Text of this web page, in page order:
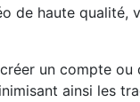
de haute qualité,
un compte
ainsi les